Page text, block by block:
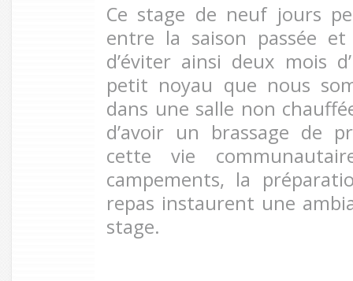
Ce stage de neuf jours
entre la saison passée
d’éviter ainsi deux mois
petit noyau que nous
dans une salle non
d’avoir un brassage de
cette vie
campements, la
repas instaurent une
stage.